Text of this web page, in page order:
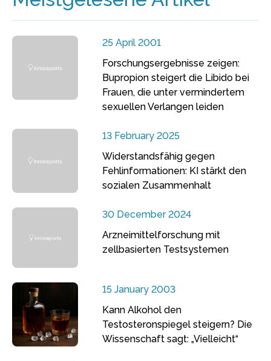
25 April 2001
Forschungsergebnisse zeigen:
Bupropion steigert die Libido bei
Frauen, die unter vermindertem
sexuellen Verlangen leiden
13 February 2025
Widerstandsfähig gegen
Fehlinformationen: KI stärkt den
sozialen Zusammenhalt
30 December 2024
Arzneimittelforschung mit
zellbasierten Testsystemen
15 January 2003
Kann Alkohol den
Testosteronspiegel steigern? Die
Wissenschaft sagt: „Vielleicht“